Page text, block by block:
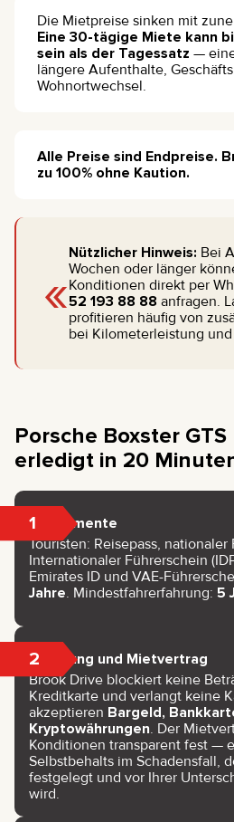
Die Mietpreise sinken mit
Eine 30-tägige Miete kann
sein als der Tagessatz —
längere Aufenthalte,
Wohnortwechsel.
Alle Preise sind Endpreise.
zu 100% ohne Kaution.
«
Nützlicher Hinweis: Bei
Wochen oder länger
Konditionen direkt per
52 193 88 88 anfragen.
profitieren häufig von
bei Kilometerleistung
Porsche Boxster
erledigt in 20
1 Dokumente
Touristen: Reisepass,
Internationaler Führerschein
Emirates ID und VAE-
Jahre. Mindestfahrerfahrung: 5
2 Zahlung und Mietvertrag
Brook Drive blockiert keine
Kreditkarte und verlangt keine
akzeptieren Bargeld,
Kryptowährungen. Der
Konditionen transparent fest —
Selbstbehalts im Schadensfall,
festgelegt und vor Ihrer
wird.